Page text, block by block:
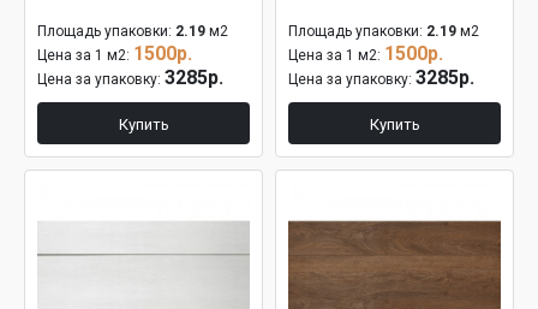
Площадь упаковки: 2.19 м2
Цена за 1 м2: 1500р.
Цена за упаковку: 3285р.
Купить
Площадь упаковки: 2.19 м2
Цена за 1 м2: 1500р.
Цена за упаковку: 3285р.
Купить